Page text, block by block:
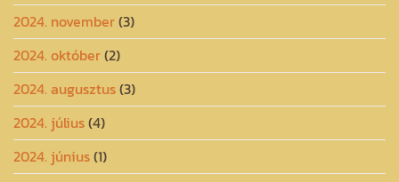
2024. november(3)
2024. október(2)
2024. augusztus(3)
2024. július(4)
2024. június(1)